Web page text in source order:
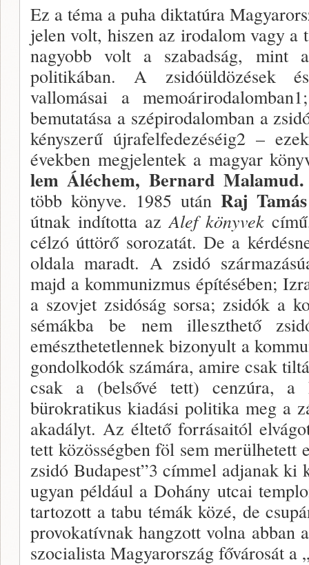
Ez a téma a puha diktatúra
jelen volt, hiszen az irodalom vagy a
nagyobb volt a szabadság, mint
politikában. A zsidóüldözések
vallomásai a
bemuta­tása a szépirodalomban a
kényszerű újra­felfedezéséig2 –
években megjelentek a ma­gyar
lem Áléchem, Bernard
több könyve. 1985 után Raj
útnak indította az Alef könyvek
célzó úttörő sorozatát. De a
oldala ma­radt. A zsidó
majd a kommunizmus építésében;
a szovjet zsidóság sorsa; zsidók a
sémákba be nem illeszthető
emészthetetlennek bizo­nyult a
gondolkodók számára, amire csak
csak a (belsővé tett) cenzúra, a
bürokratikus ki­adási politika meg a
akadályt. Az éltető forrásai­tól
tett közösségben föl sem
zsidó Bu­dapest”3 címmel adjanak ki
ugyan például a Do­hány utcai
tartozott a tabu témák közé, de
provokatívnak hangzott volna abban
szocialista Magyarország fővárosát a